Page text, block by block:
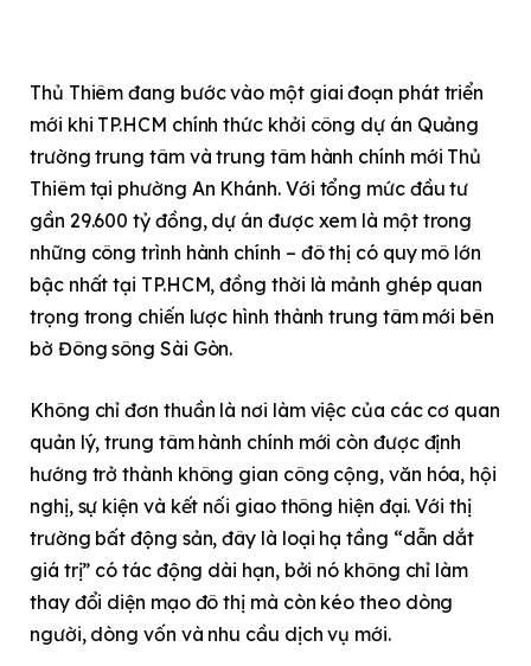
Thủ Thiêm đang bước vào một giai đoạn phát triển
mới khi TP.HCM chính thức khởi công dự án Quảng
trường trung tâm và trung tâm hành chính mới Thủ
Thiêm tại phường An Khánh. Với tổng mức đầu tư
gần 29.600 tỷ đồng, dự án được xem là một trong
những công trình hành chính – đô thị có quy mô lớn
bậc nhất tại TP.HCM, đồng thời là mảnh ghép quan
trọng trong chiến lược hình thành trung tâm mới bên
bờ Đông sông Sài Gòn.
Không chỉ đơn thuần là nơi làm việc của các cơ quan
quản lý, trung tâm hành chính mới còn được định
hướng trở thành không gian công cộng, văn hóa, hội
nghị, sự kiện và kết nối giao thông hiện đại. Với thị
trường bất động sản, đây là loại hạ tầng “dẫn dắt
giá trị” có tác động dài hạn, bởi nó không chỉ làm
thay đổi diện mạo đô thị mà còn kéo theo dòng
người, dòng vốn và nhu cầu dịch vụ mới.